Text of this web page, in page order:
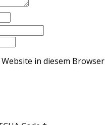
in diesem